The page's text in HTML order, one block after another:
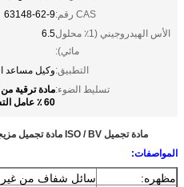
CAS رقم:
63148-62-9
الأس الهيدروجيني (1٪ محلول
مائي):
6.5
التطبيق:وكيل مساعد
تسليط الضوء:مادة ترقية
60 ٪ عامل التشطيب الناعم والنعم
مادة تجميل ISO / BV مادة تجميل مزيجية ، مادة التشطيب الناعمة والنعمة
المواصفات:
مظهره:
سائل شفاف من غير